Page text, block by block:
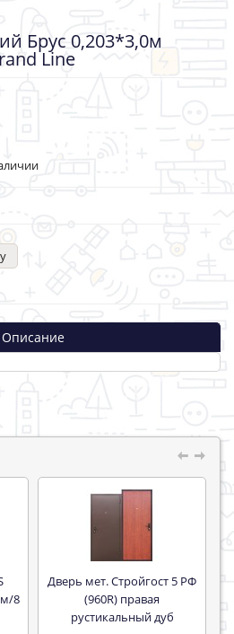
Брус 0,203*3,0м
Line
Описание
8
Дверь мет. Стройгост 5 РФ
(960R) правая
рустикальный дуб